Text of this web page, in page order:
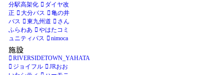
分駅高架化
ダイヤ改
正
大分バス
亀の井
バス
東九州道
さん
ふらわあ
やはたコミ
ュニティバス
nimoca
施設
RIVERSIDETOWN_YAHATA
ジョイフル
JRおお